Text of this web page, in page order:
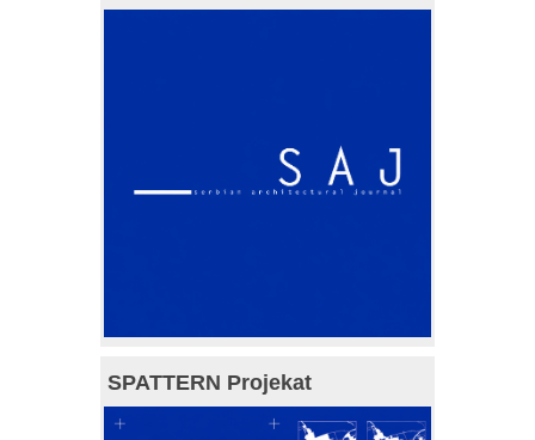
SPATTERN Projekat